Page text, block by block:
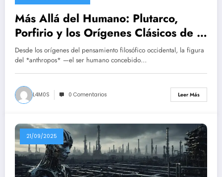
Más Allá del Humano: Plutarco,
Porfirio y los Orígenes Clásicos de la
Zooética
Desde los orígenes del pensamiento filosófico occidental, la figura
del *anthropos* —el ser humano concebido…
L4M0S 0 Comentarios Leer Más
21/09/2025